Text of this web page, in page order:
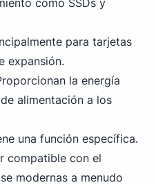
como SSDs y
para tarjetas
expansión.
la energía
alimentación a los
una función específica.
compatible con el
modernas a menudo